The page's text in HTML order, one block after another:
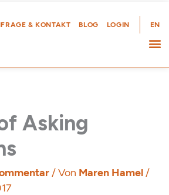
& KONTAKT BLOG LOGIN EN
Asking
/ Von Maren Hamel/